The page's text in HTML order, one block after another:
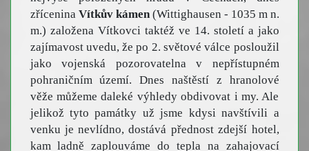
zřícenina Vítkův kámen(Wittighausen - 1035 m n.
m.) založena Vítkovci taktéž ve 14. století a jako
zajímavost uvedu, že po 2. světové válce posloužil
jako vojenská pozorovatelna v nepřístupném
pohraničním území. Dnes naštěstí z hranolové
věže můžeme daleké výhledy obdivovat i my. Ale
jelikož tyto památky už jsme kdysi navštívili a
venku je nevlídno, dostává přednost zdejší hotel,
kam ladně zaplouváme do tepla na zahajovací